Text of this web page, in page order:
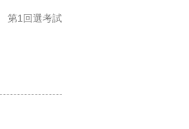
第1回選考試